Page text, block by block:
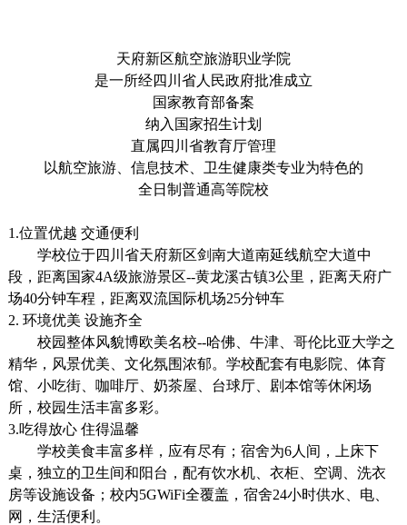
天府新区航空旅游职业学院
是一所经四川省人民政府批准成立
国家教育部备案
纳入国家招生计划
直属四川省教育厅管理
以航空旅游、信息技术、卫生健康类专业为特色的
全日制普通高等院校
1.位置优越 交通便利
学校位于四川省天府新区剑南大道南延线航空大道中
段，距离国家4A级旅游景区--黄龙溪古镇3公里，距离天府广
场40分钟车程，距离双流国际机场25分钟车
2. 环境优美 设施齐全
校园整体风貌博欧美名校--哈佛、牛津、哥伦比亚大学之
精华，风景优美、文化氛围浓郁。学校配套有电影院、体育
馆、小吃街、咖啡厅、奶茶屋、台球厅、剧本馆等休闲场
所，校园生活丰富多彩。
3.吃得放心 住得温馨
学校美食丰富多样，应有尽有；宿舍为6人间，上床下
桌，独立的卫生间和阳台，配有饮水机、衣柜、空调、洗衣
房等设施设备；校内5GWiFi全覆盖，宿舍24小时供水、电、
网，生活便利。